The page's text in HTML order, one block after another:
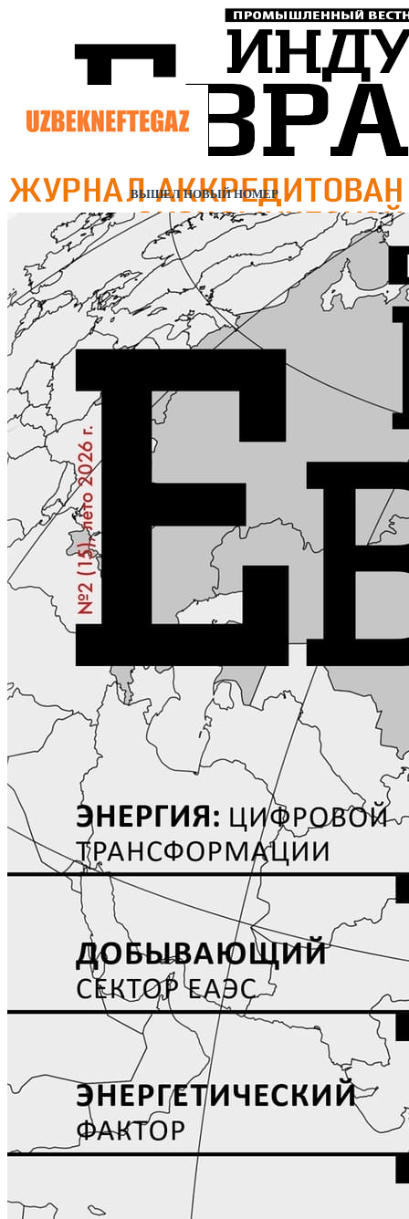
Журнал аккредитован при Евразийской Экономической
Комиссии
ГЛАВНАЯ
О ЖУРНАЛЕ
НОВОСТИ
СТАТЬИ
ИНТЕРВЬЮ
ВЫСТАВКИ 2026
ВЫШЕЛ НОВЫЙ НОМЕР